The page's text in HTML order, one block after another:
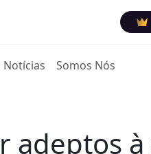
Notícias Somos Nós
à